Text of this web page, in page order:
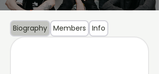
Biography Members Info